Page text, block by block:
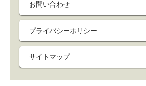
お問い合わせ
プライバシーポリシー
サイトマップ